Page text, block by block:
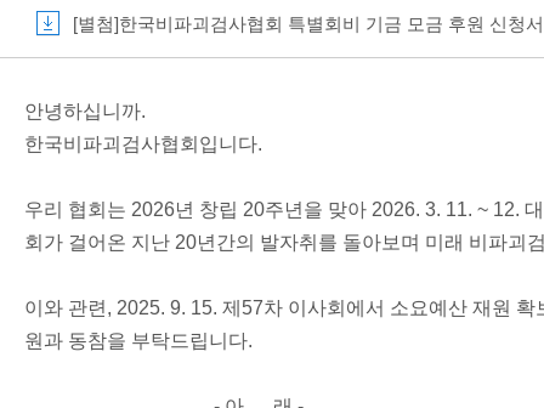
[별첨]한국비파괴검사협회 특별회비 기금 모금 후원 신청
안녕하십니까.
한국비파괴검사협회입니다.
우리 협회는 2026년 창립 20주년을 맞아 2026. 3. 11. ~ 12.
회가 걸어온 지난 20년간의 발자취를 돌아보며 미래 비파괴
이와 관련, 2025. 9. 15. 제57차 이사회에서 소요예산 재원
원과 동참을 부탁드립니다.